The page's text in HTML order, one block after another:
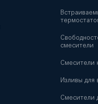
смесители
Смесители
Изливы для
Смесители